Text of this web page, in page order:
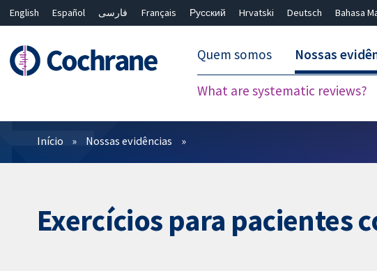
English Español فارسی Français Русский Hrvatski Deutsch Bahasa
Quem somos Nossas
What are systematic reviews?
Filtros
Início Nossas evidências
Exercícios para pacientes